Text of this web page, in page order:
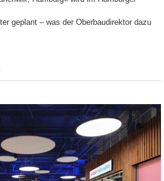
geplant – was der Oberbaudirektor dazu